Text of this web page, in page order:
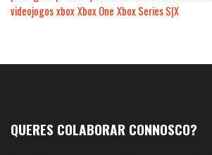
videojogosxboxXbox One Xbox Series S|X
QUERES COLABORAR CONNOSCO?